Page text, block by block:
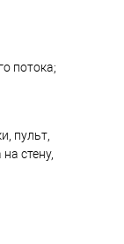
потока;
пульт,
стену,